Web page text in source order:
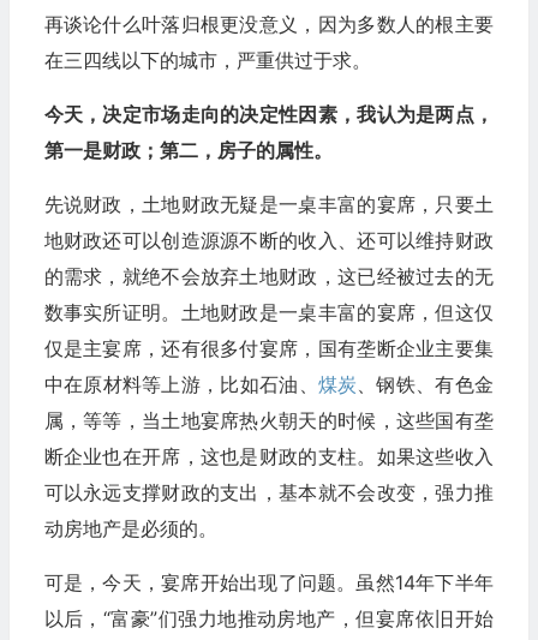
再谈论什么叶落归根更没意义，因为多数人的根主要
在三四线以下的城市，严重供过于求。
今天，决定市场走向的决定性因素，我认为是两点，
第一是财政；第二，房子的属性。
先说财政，土地财政无疑是一桌丰富的宴席，只要土
地财政还可以创造源源不断的收入、还可以维持财政
的需求，就绝不会放弃土地财政，这已经被过去的无
数事实所证明。土地财政是一桌丰富的宴席，但这仅
仅是主宴席，还有很多付宴席，国有垄断企业主要集
中在原材料等上游，比如石油、 煤炭、钢铁、有色金
属，等等，当土地宴席热火朝天的时候，这些国有垄
断企业也在开席，这也是财政的支柱。如果这些收入
可以永远支撑财政的支出，基本就不会改变，强力推
动房地产是必须的。
可是，今天，宴席开始出现了问题。虽然14年下半年
以后，“富豪”们强力地推动房地产，但宴席依旧开始